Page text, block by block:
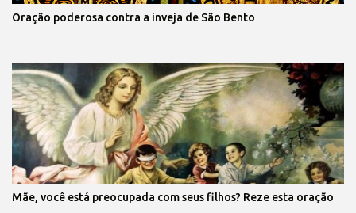
Oração poderosa contra a inveja de São Bento
Mãe, você está preocupada com seus filhos? Reze esta oração